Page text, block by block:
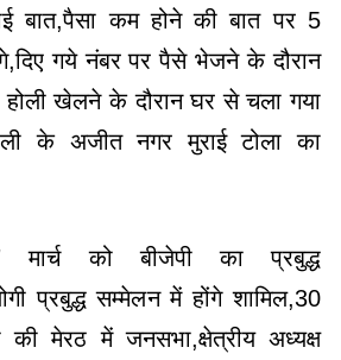
बात,पैसा कम होने की बात पर 5
गये नंबर पर पैसे भेजने के दौरान
होली खेलने के दौरान घर से चला गया
के अजीत नगर मुराई टोला का
को बीजेपी का प्रबुद्ध
प्रबुद्ध सम्मेलन में होंगे शामिल,30
की मेरठ में जनसभा,क्षेत्रीय अध्यक्ष